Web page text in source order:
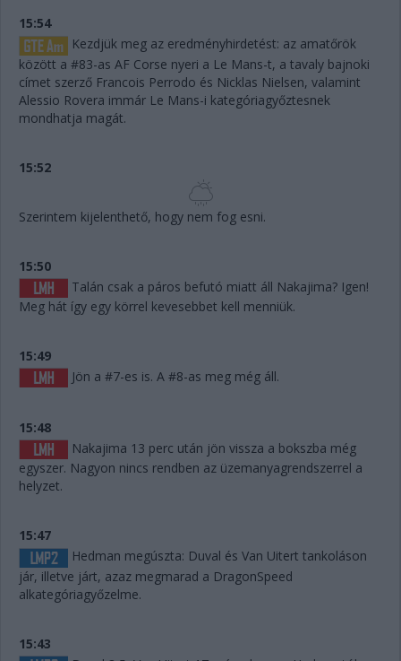
15:54
Kezdjük meg az eredményhirdetést: az amatőrök
között a #83-as AF Corse nyeri a Le Mans-t, a tavaly bajnoki
címet szerző Francois Perrodo és Nicklas Nielsen, valamint
Alessio Rovera immár Le Mans-i kategóriagyőztesnek
mondhatja magát.
15:52
Szerintem kijelenthető, hogy nem fog esni.
15:50
Talán csak a páros befutó miatt áll Nakajima? Igen!
Meg hát így egy körrel kevesebbet kell menniük.
15:49
Jön a #7-es is. A #8-as meg még áll.
15:48
Nakajima 13 perc után jön vissza a bokszba még
egyszer. Nagyon nincs rendben az üzemanyagrendszerrel a
helyzet.
15:47
Hedman megúszta: Duval és Van Uitert tankoláson
jár, illetve járt, azaz megmarad a DragonSpeed
alkategóriagyőzelme.
15:43